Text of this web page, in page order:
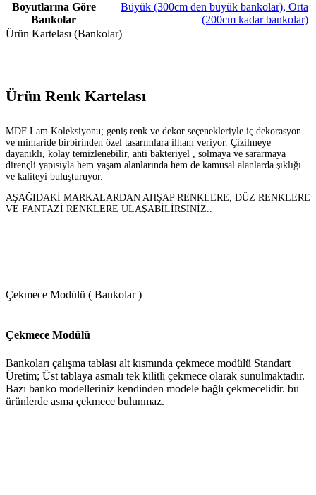
Boyutlarına Göre
Bankolar
Büyük (300cm den büyük bankolar), Orta
(200cm kadar bankolar)
Ürün Kartelası (Bankolar)
Ürün Renk Kartelası
MDF Lam Koleksiyonu; geniş renk ve dekor seçenekleriyle iç dekorasyon
ve mimaride birbirinden özel tasarımlara ilham veriyor. Çizilmeye
dayanıklı, kolay temizlenebilir, anti bakteriyel , solmaya ve sararmaya
dirençli yapısıyla hem yaşam alanlarında hem de kamusal alanlarda şıklığı
ve kaliteyi buluşturuyor.
AŞAĞIDAKİ MARKALARDAN AHŞAP RENKLERE, DÜZ RENKLERE
VE FANTAZİ RENKLERE ULAŞABİLİRSİNİZ..
Çekmece Modülü ( Bankolar )
Çekmece Modülü
Bankoları çalışma tablası alt kısmında çekmece modülü Standart
Üretim; Üst tablaya asmalı tek kilitli çekmece olarak sunulmaktadır.
Bazı banko modelleriniz kendinden modele bağlı çekmecelidir. bu
ürünlerde asma çekmece bulunmaz.